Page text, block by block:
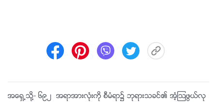
အေရွ႕သို႔- ၆၉၂ အရာအားလုံးကို စီမံရာ၌ ဘုရားသခင္၏ အံ့ၾသဖြယ္လု